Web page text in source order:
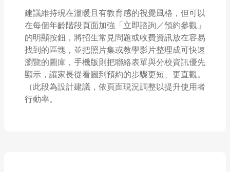
建議維持現在溫暖且有教育感的視覺風格，但可以
在每個年齡階段頁面加強「立即諮詢／預約參觀」
的明顯按鈕，將招生常見問題或收費資訊放在容易
找到的區塊，並把照片集或教學影片整理成可快速
瀏覽的圖庫，手機版則把聯絡表單與分校資訊優先
顯示，讓家長從看圖到預約的步驟更短、更直觀。
（此段為設計建議，依頁面現況調整以提升使用者
行動率。